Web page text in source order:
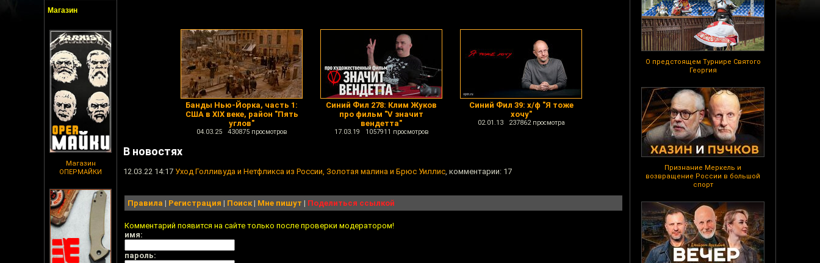
Магазин
Магазин
ОПЕРМАЙКИ
О предстоящем Турнире Святого
Георгия
Признание Меркель и
возвращение России в большой
спорт
Банды Нью-Йорка, часть 1:
США в XIX веке, район "Пять
углов"
04.03.25 430875 просмотров
Синий Фил 278: Клим Жуков
про фильм "V значит
вендетта"
17.03.19 1057911 просмотров
Синий Фил 39: х/ф "Я тоже
хочу"
02.01.13 237862 просмотра
В новостях
12.03.22 14:17 Уход Голливуда и Нетфликса из России, Золотая малина и Брюс Уиллис, комментарии: 17
Правила | Регистрация | Поиск| Мне пишут | Поделиться ссылкой
Комментарий появится на сайте только после проверки модератором!
имя:
пароль: